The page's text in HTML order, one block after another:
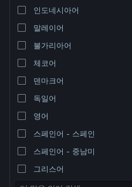
인도네시아어
말레이어
불가리아어
체코어
덴마크어
독일어
영어
스페인어 - 스페인
스페인어 - 중남미
그리스어